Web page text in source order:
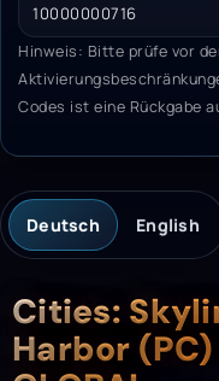
10000000716
Hinweis: Bitte prüfe vor
Codes ist eine Rückgabe
Deutsch English
Cities:
Harbor